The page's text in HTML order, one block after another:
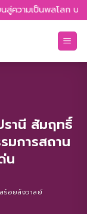
วามเป็นพลโลก บ
านี สัมฤทธิ์
มการสถาน
น
ร้อยสังวาลย์